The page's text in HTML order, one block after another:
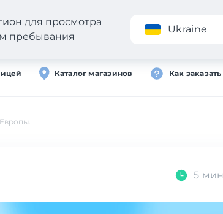
Приложение
Каталог магазинов Как заказать
для просмотра
пребывания
Ukraine
5 мин